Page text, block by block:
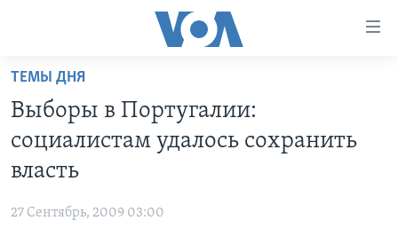
Перейти
основной
контент
основной
навигации
ГЛАВНОЕ
ПРОГРАММЫ
ИТОГИ
НАША АМЕРИКАНСКАЯ ИСТОРИЯ
ИНТЕРВЬЮ
ТЕМЫ ДНЯ
Выборы в Португалии:
социалистам удалось сохранить
власть
27 Сентябрь, 2009 03:00